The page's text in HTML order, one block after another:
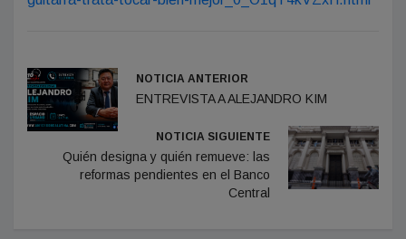
NOTICIA ANTERIOR
ENTREVISTA A ALEJANDRO KIM
NOTICIA SIGUIENTE
Quién designa y quién remueve: las
reformas pendientes en el Banco
Central